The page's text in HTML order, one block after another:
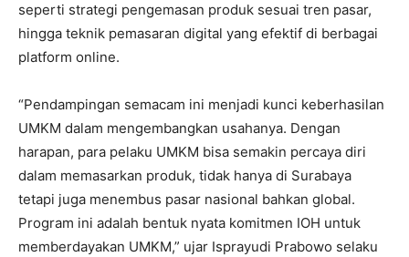
seperti strategi pengemasan produk sesuai tren pasar,
hingga teknik pemasaran digital yang efektif di berbagai
platform online.
“Pendampingan semacam ini menjadi kunci keberhasilan
UMKM dalam mengembangkan usahanya. Dengan
harapan, para pelaku UMKM bisa semakin percaya diri
dalam memasarkan produk, tidak hanya di Surabaya
tetapi juga menembus pasar nasional bahkan global.
Program ini adalah bentuk nyata komitmen IOH untuk
memberdayakan UMKM,” ujar Isprayudi Prabowo selaku